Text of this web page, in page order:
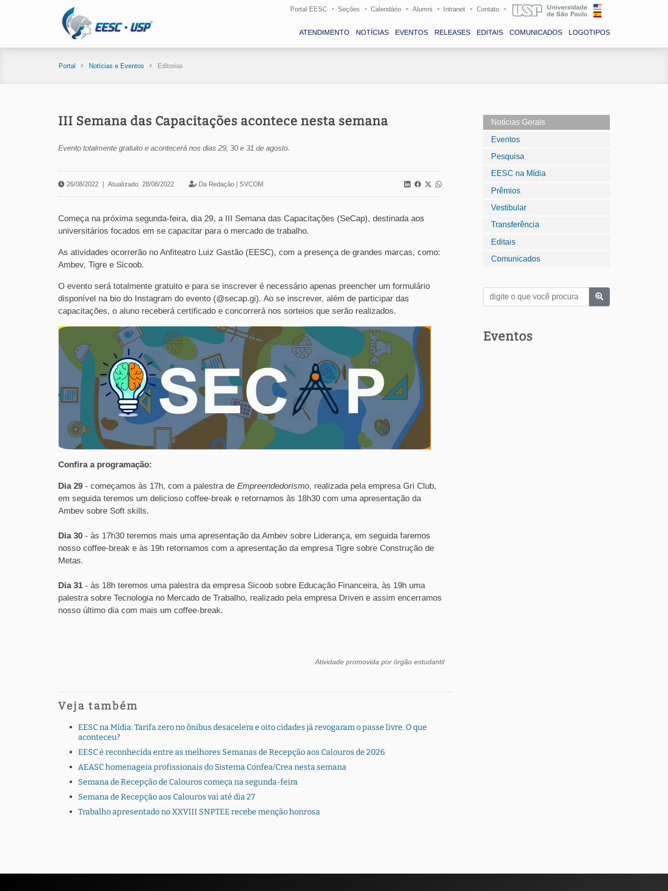
Portal EESC Seções Calendário Alumni Intranet Contato
ATENDIMENTO NOTÍCIAS EVENTOS RELEASES EDITAIS COMUNICADOS LOGOTIPOS
Portal Notícias e Eventos Editorias
III Semana das Capacitações acontece nesta semana
Evento totalmente gratuito e acontecerá nos dias 29, 30 e 31 de agosto.
26/08/2022 Atualizado: 28/08/2022 Da Redação | SVCOM
Começa na próxima segunda-feira, dia 29, a III Semana das Capacitações (SeCap), destinada aos
universitários focados em se capacitar para o mercado de trabalho.
As atividades ocorrerão no Anfiteatro Luiz Gastão (EESC), com a presença de grandes marcas, como:
Ambev, Tigre e Sicoob.
O evento será totalmente gratuito e para se inscrever é necessário apenas preencher um formulário
disponível na bio do Instagram do evento (@secap.gi). Ao se inscrever, além de participar das
capacitações, o aluno receberá certificado e concorrerá nos sorteios que serão realizados.
Confira a programação:
Dia 29 - começamos às 17h, com a palestra de Empreendedorismo, realizada pela empresa Gri Club,
em seguida teremos um delicioso coffee-break e retornamos às 18h30 com uma apresentação da
Ambev sobre Soft skills.
Dia 30 - às 17h30 teremos mais uma apresentação da Ambev sobre Liderança, em seguida faremos
nosso coffee-break e às 19h retornamos com a apresentação da empresa Tigre sobre Construção de
Metas.
Dia 31 - às 18h teremos uma palestra da empresa Sicoob sobre Educação Financeira, às 19h uma
palestra sobre Tecnologia no Mercado de Trabalho, realizado pela empresa Driven e assim encerramos
nosso último dia com mais um coffee-break.
Atividade promovida por órgão estudantil
Veja também
EESC na Mídia: Tarifa zero no ônibus desacelera e oito cidades já revogaram o passe livre. O que
aconteceu?
EESC é reconhecida entre as melhores Semanas de Recepção aos Calouros de 2026
AEASC homenageia profissionais do Sistema Confea/Crea nesta semana
Semana de Recepção de Calouros começa na segunda-feira
Semana de Recepção aos Calouros vai até dia 27
Trabalho apresentado no XXVIII SNPTEE recebe menção honrosa
Notícias Gerais
Eventos
Pesquisa
EESC na Mídia
Prêmios
Vestibular
Transferência
Editais
Comunicados
Eventos